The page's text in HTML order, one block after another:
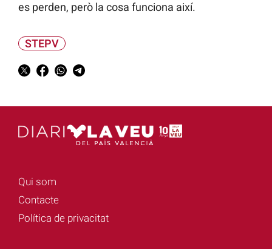
es perden, però la cosa funciona així.
STEPV
Qui som
Contacte
Política de privacitat